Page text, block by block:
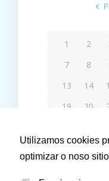
1 2
7
8
13
14
19
20
Utilizamos cookies
optimizar o noso